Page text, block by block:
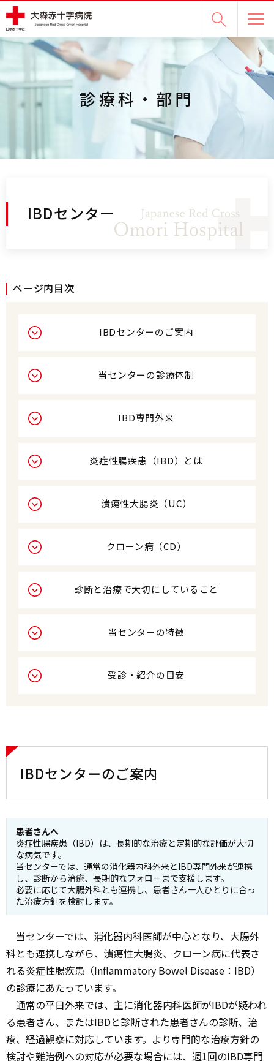
ロ
ー
ナ
ョ
文
へ
ー
カ
ビ
ン
ッ
タ
診療科・部門
IBDセンター
ページ内目次
IBDセンターのご案内
当センターの診療体制
IBD専門外来
炎症性腸疾患（IBD）とは
潰瘍性大腸炎（UC）
クローン病（CD）
診断と治療で大切にしていること
当センターの特徴
受診・紹介の目安
IBDセンターのご案内
患者さんへ
炎症性腸疾患（IBD）は、長期的な治療と定期的な評価が大切
な病気です。
当センターでは、通常の消化器内科外来とIBD専門外来が連携
し、診断から治療、長期的なフォローまで支援します。
必要に応じて大腸外科とも連携し、患者さん一人ひとりに合っ
た治療方針を検討します。
当センターでは、消化器内科医師が中心となり、大腸外
科とも連携しながら、潰瘍性大腸炎、クローン病に代表さ
れる炎症性腸疾患（Inflammatory Bowel Disease：IBD）
の診療にあたっています。
通常の平日外来では、主に消化器内科医師がIBDが疑われ
る患者さん、またはIBDと診断された患者さんの診断、治
療、経過観察に対応しています。より専門的な治療方針の
検討や難治例への対応が必要な場合には、週1回のIBD専門